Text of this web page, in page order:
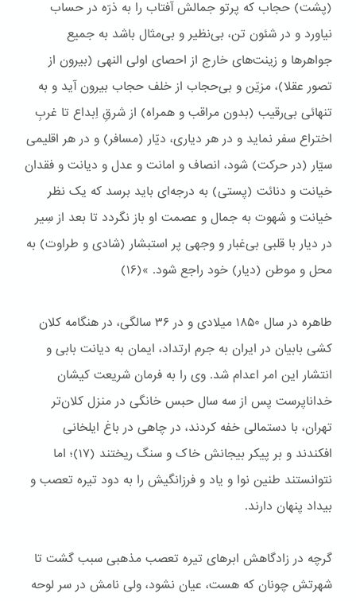
(پشت) حجاب که پرتو جمالش آفتاب را به ذرّه در حساب
نیاورد و در شئون تن، بی‌نظیر و بی‌مثال باشد به جمیع
جواهر‌ها و زینت‌های خارج از احصای اولی النهی (بیرون از
تصور عقلا)، مزیّن و بی‌حجاب از خلف حجاب بیرون آید و به
تنهائی بی‌رقیب (بدون مراقب و همراه) از شرقِ اِبداع تا غربِ
اختراع سفر نماید و در هر دیاری، دیّار (مسافر) و در هر اقلیمی
سیّار (در حرکت) شود، انصاف و امانت و عدل و دیانت و فقدان
خیانت و دنائت (پستی) به درجه‌ای باید برسد که یک نظر
خیانت و شهوت به جمال و عصمت او باز نگردد تا بعد از سِیر
در دیار با قلبی بی‌غبار و وجهی پر استبشار (شادی و طراوت) به
محل و موطن (دیار) خود راجع شود. »(۱۶)
طاهره در سال ۱۸۵۰ میلادی و در ۳۶ سالگی، در هنگامه کلان
کشی بابیان در ایران به جرم ارتداد، ایمان به دیانت بابی و
انتشار این امر اعدام شد. وی را به فرمان شریعت کیشان
خداناپرست پس از سه سال حبس خانگی در منزل کلان‌تر
تهران، با دستمالی خفه کردند، در چاهی در باغ ایلخانی
افکندند و بر پیکر بیجانش خاک و سنگ ریختند (۱۷)؛ اما
نتوانستند طنین نوا و یاد و فرزانگیش را به دود تیره تعصب و
بیداد پنهان دارند.
گرچه در زادگاهش ابرهای تیره تعصب مذهبی سبب گشت تا
شهرتش چونان که هست، عیان نشود، ولی نامش در سر لوحه